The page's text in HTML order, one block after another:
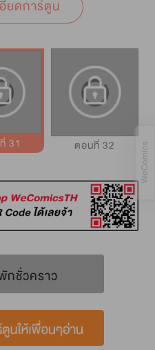
ยดการ์ตูน
31 ตอนที่ 32
กชั่วคราว